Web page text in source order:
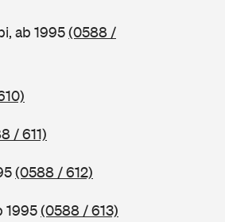
ab 1995(0588 /
/ 611)
(0588 / 612)
1995(0588 / 613)